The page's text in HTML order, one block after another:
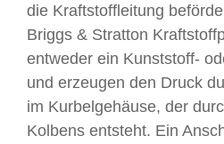
die Kraftstoffleitung
Briggs & Stratton
entweder ein Kunststoff-
und erzeugen den Druck
im Kurbelgehäuse, der
Kolbens entsteht. Ein